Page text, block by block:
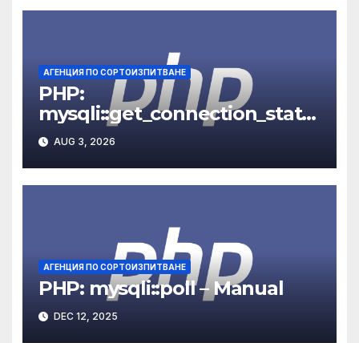
АГЕНЦИЯ ПО СОРТОИЗПИТВАНЕ
PHP:
mysqli::get_connection_stats
– Manual
AUG 3, 2026
АГЕНЦИЯ ПО СОРТОИЗПИТВАНЕ
PHP: mysqli::poll – Manual
DEC 12, 2025